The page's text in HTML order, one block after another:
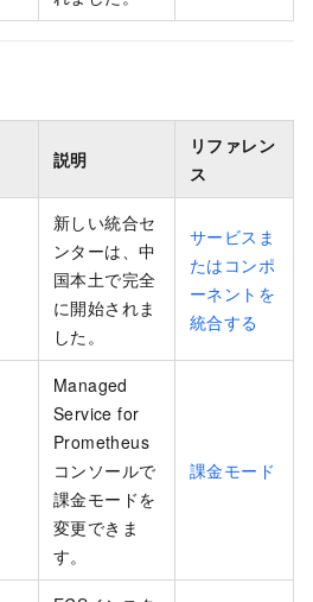
説明
リファレン
ス
新しい統合セ
ンターは、中
国本土で完全
に開始されま
した。
サービスま
たはコンポ
ーネントを
統合する
Managed
Service for
Prometheus
コンソールで
課金モードを
変更できま
す。
課金モード